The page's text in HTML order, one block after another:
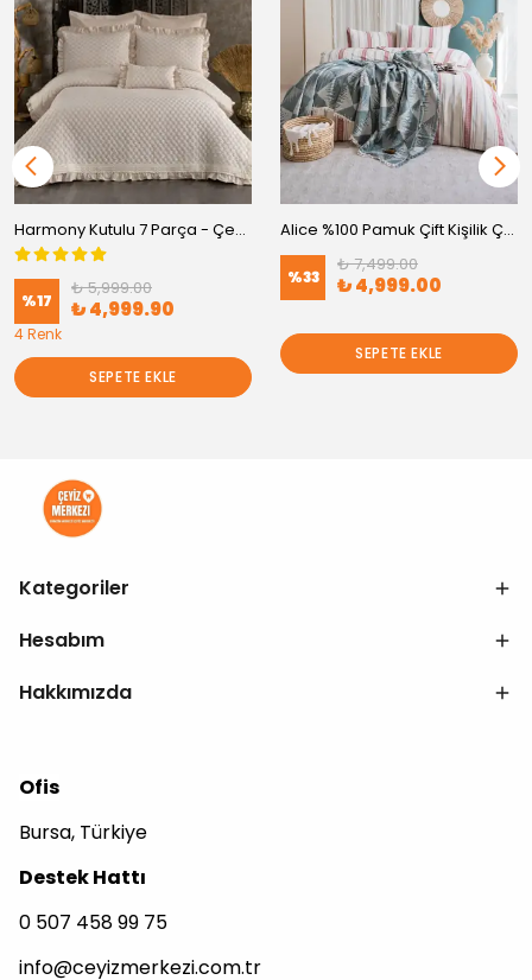
Harmony Kutulu 7 Parça - Çeyiz Yatak Örtüsü Takımı
%17
₺ 5,999.00
₺ 4,999.90
4 Renk
SEPETE EKLE
Alice %100 Pamuk Çift Kişilik Çeyiz Seti Çizgili Nevresim Takımı Yatak Örtülü Set
%33
₺ 7,499.00
₺ 4,999.00
SEPETE EKLE
Kategoriler
Hesabım
Hakkımızda
Ofis
Bursa, Türkiye
Destek Hattı
0 507 458 99 75
info@ceyizmerkezi.com.tr